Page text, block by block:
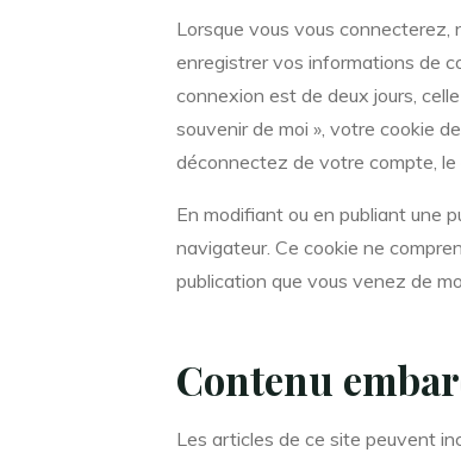
Lorsque vous vous connecterez,
enregistrer vos informations de
connexion est de deux jours, celle
souvenir de moi », votre cookie
déconnectez de votre compte,
En modifiant ou en publiant une
navigateur. Ce cookie ne
publication que vous venez de
Contenu
Les articles de ce site peuvent